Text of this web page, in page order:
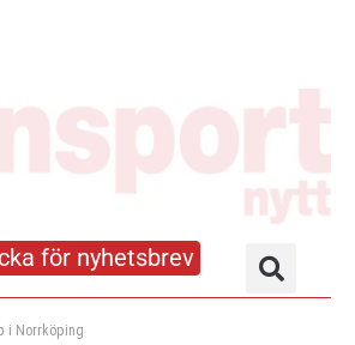
för nyhetsbrev
i Norrköping